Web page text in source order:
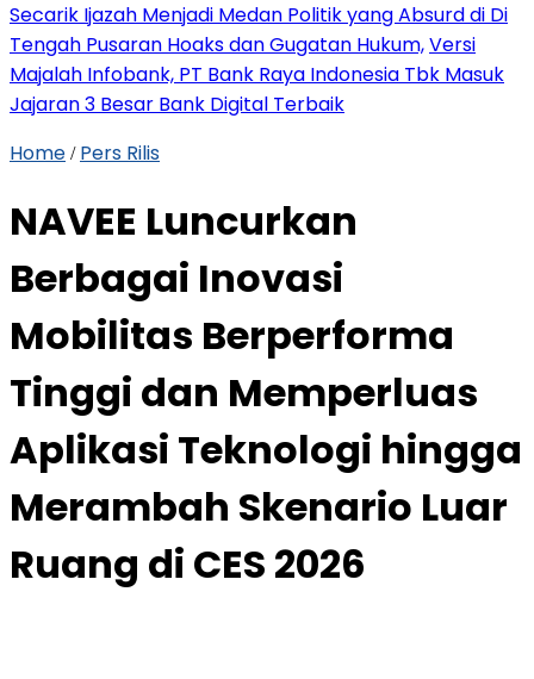
Secarik Ijazah Menjadi Medan Politik yang Absurd di Di
Tengah Pusaran Hoaks dan Gugatan Hukum,Versi
Majalah Infobank, PT Bank Raya Indonesia Tbk Masuk
Jajaran 3 Besar Bank Digital Terbaik
Home / Pers Rilis
NAVEE Luncurkan
Berbagai Inovasi
Mobilitas Berperforma
Tinggi dan Memperluas
Aplikasi Teknologi hingga
Merambah Skenario Luar
Ruang di CES 2026